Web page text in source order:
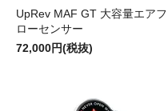
UpRev MAF GT 大容量エアフ
ローセンサー
72,000円(税抜)